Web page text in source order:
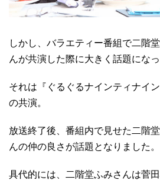
しかし、バラエティー番組で二階
んが共演した際に大きく話題にな
それは『ぐるぐるナインティナイ
の共演。
放送終了後、番組内で見せた二階
んの仲の良さが話題となりました。
具代的には、二階堂ふみさんは菅